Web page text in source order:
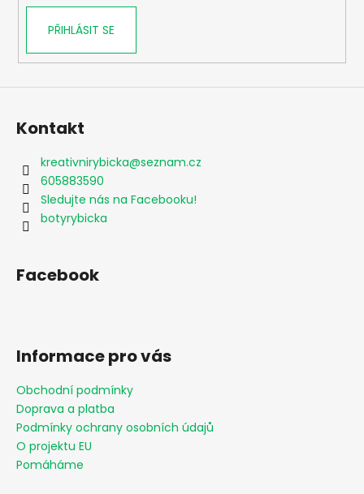
ý
p
PŘIHLÁSIT SE
Kontakt
kreativnirybicka@seznam.cz
605883590
Sledujte nás na Facebooku!
botyrybicka
Facebook
Informace pro vás
Obchodní podmínky
Doprava a platba
Podmínky ochrany osobních údajů
O projektu EU
Pomáháme